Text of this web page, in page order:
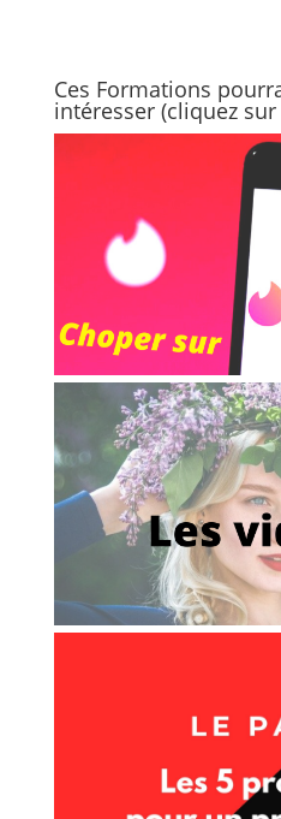
Ces Formations
intéresser (cliquez